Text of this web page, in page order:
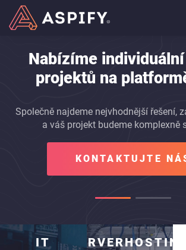
Nabízíme
projektů na
Společně najdeme nejvhodnější řešení,
a váš projekt budeme komplexně
KONTAKTUJTE
IT
SERVERHOSTING